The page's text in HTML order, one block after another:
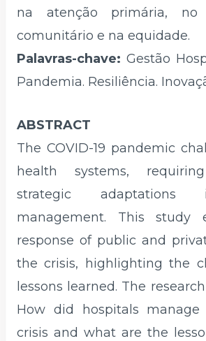
na atenção primária, no
comunitário e na equidade.
Palavras-chave: Gestão
Pandemia. Resiliência.
ABSTRACT
The COVID-19 pandemic
health systems,
strategic adaptations
management. This study
response of public and
the crisis, highlighting the
lessons learned. The
How did hospitals manage
crisis and what are the